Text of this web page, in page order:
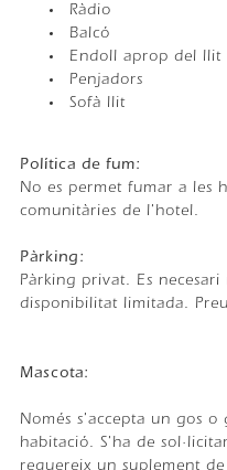
Ràdio
Balcó
Endoll aprop del llit
Penjadors
Sofà llit
Política de fum: ​
No es permet fumar a les
comunitàries de l'hotel.
Pàrking: ​
Pàrking privat. Es
disponibilitat limitada.
Mascota: ​
Només s'accepta un gos
habitació. S'ha de